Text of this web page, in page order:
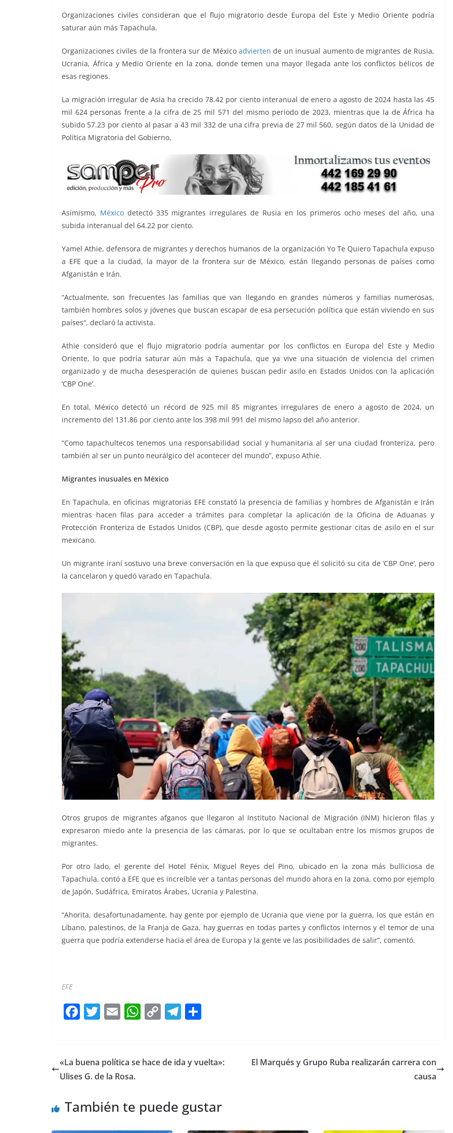
o
o
k
p
p
n m
Organizaciones civiles consideran que el flujo migratorio desde Europa del Este y Medio Oriente podría
saturar aún más Tapachula.
Organizaciones civiles de la frontera sur de México advierten de un inusual aumento de migrantes de Rusia,
Ucrania, África y Medio Oriente en la zona, donde temen una mayor llegada ante los conflictos bélicos de
esas regiones.
La migración irregular de Asia ha crecido 78.42 por ciento interanual de enero a agosto de 2024 hasta las 45
mil 624 personas frente a la cifra de 25 mil 571 del mismo periodo de 2023, mientras que la de África ha
subido 57.23 por ciento al pasar a 43 mil 332 de una cifra previa de 27 mil 560, según datos de la Unidad de
Política Migratoria del Gobierno.
Asimismo, México detectó 335 migrantes irregulares de Rusia en los primeros ocho meses del año, una
subida interanual del 64.22 por ciento.
Yamel Athie, defensora de migrantes y derechos humanos de la organización Yo Te Quiero Tapachula expuso
a EFE que a la ciudad, la mayor de la frontera sur de México, están llegando personas de países como
Afganistán e Irán.
“Actualmente, son frecuentes las familias que van llegando en grandes números y familias numerosas,
también hombres solos y jóvenes que buscan escapar de esa persecución política que están viviendo en sus
países“, declaró la activista.
Athie consideró que el flujo migratorio podría aumentar por los conflictos en Europa del Este y Medio
Oriente, lo que podría saturar aún más a Tapachula, que ya vive una situación de violencia del crimen
organizado y de mucha desesperación de quienes buscan pedir asilo en Estados Unidos con la aplicación
‘CBP One’.
En total, México detectó un récord de 925 mil 85 migrantes irregulares de enero a agosto de 2024, un
incremento del 131.86 por ciento ante los 398 mil 991 del mismo lapso del año anterior.
“Como tapachultecos tenemos una responsabilidad social y humanitaria al ser una ciudad fronteriza, pero
también al ser un punto neurálgico del acontecer del mundo”, expuso Athie.
Migrantes inusuales en México
En Tapachula, en oficinas migratorias EFE constató la presencia de familias y hombres de Afganistán e Irán
mientras hacen filas para acceder a trámites para completar la aplicación de la Oficina de Aduanas y
Protección Fronteriza de Estados Unidos (CBP), que desde agosto permite gestionar citas de asilo en el sur
mexicano.
Un migrante iraní sostuvo una breve conversación en la que expuso que él solicitó su cita de ‘CBP One’, pero
la cancelaron y quedó varado en Tapachula.
Otros grupos de migrantes afganos que llegaron al Instituto Nacional de Migración (INM) hicieron filas y
expresaron miedo ante la presencia de las cámaras, por lo que se ocultaban entre los mismos grupos de
migrantes.
Por otro lado, el gerente del Hotel Fénix, Miguel Reyes del Pino, ubicado en la zona más bulliciosa de
Tapachula, contó a EFE que es increíble ver a tantas personas del mundo ahora en la zona, como por ejemplo
de Japón, Sudáfrica, Emiratos Árabes, Ucrania y Palestina.
“Ahorita, desafortunadamente, hay gente por ejemplo de Ucrania que viene por la guerra, los que están en
Líbano, palestinos, de la Franja de Gaza, hay guerras en todas partes y conflictos internos y el temor de una
guerra que podría extenderse hacia el área de Europa y la gente ve las posibilidades de salir”, comentó.
EFE
F
e
b
o
k
T
er
E
l
W
s
p
C
y
k
T
gr e
«La buena política se hace de ida y vuelta»:
Ulises G. de la Rosa.
El Marqués y Grupo Ruba realizarán carrera con
causa
También te puede gustar